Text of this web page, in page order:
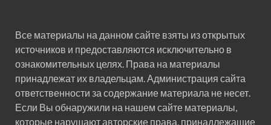
Все материалы на данном сайте взяты из открытых
источников и предоставляются исключительно в
ознакомительных целях. Права на материалы
принадлежат их владельцам. Администрация сайта
ответственности за содержание материала не несет.
Если Вы обнаружили на нашем сайте материалы,
которые нарушают авторские права, принадлежащие